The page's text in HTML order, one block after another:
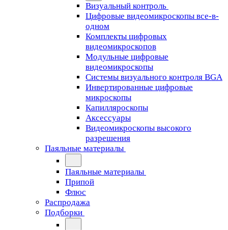
Визуальный контроль
Цифровые видеомикроскопы все-в-
одном
Комплекты цифровых
видеомикроскопов
Модульные цифровые
видеомикроскопы
Cистемы визуального контроля BGA
Инвертированные цифровые
микроскопы
Капилляроскопы
Аксессуары
Видеомикроскопы высокого
разрешения
Паяльные материалы
Паяльные материалы
Припой
Флюс
Распродажа
Подборки